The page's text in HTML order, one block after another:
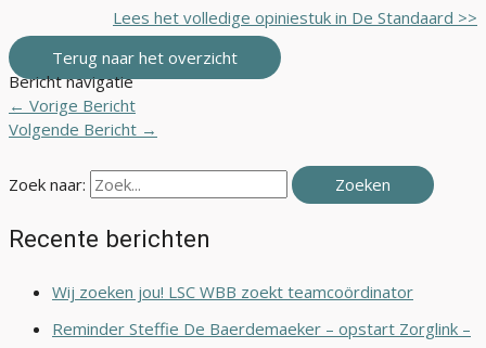
Lees het volledige opiniestuk in De Standaard >>
Terug naar het overzicht
Bericht navigatie
← Vorige Bericht
Volgende Bericht →
Zoek naar:
Recente berichten
Wij zoeken jou! LSC WBB zoekt teamcoördinator
Reminder Steffie De Baerdemaeker – opstart Zorglink –